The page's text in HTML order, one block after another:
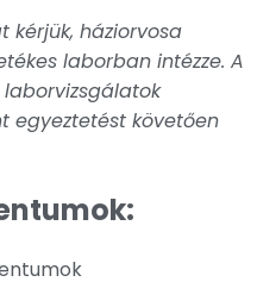
kérjük, háziorvosa
laborban intézze. A
egyeztetést követően